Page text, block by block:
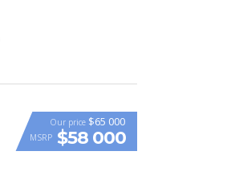
Our price $65 000
MSRP $58 000